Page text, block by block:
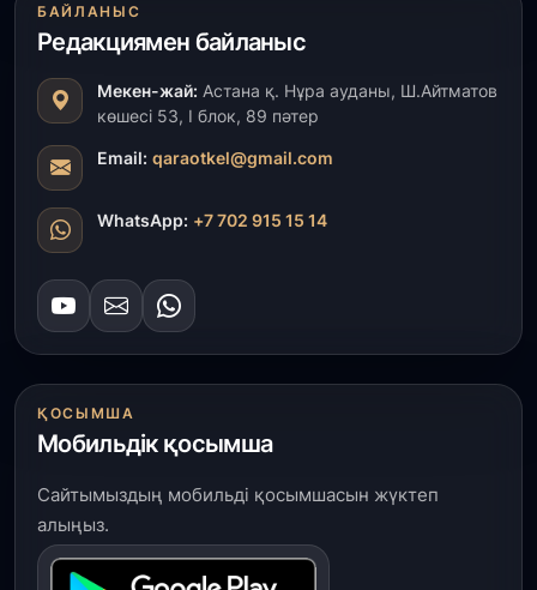
«Ауыл аманаты»: Түркістанда 30,2 млрд теңгеге
4 223 жоба қаржыландырылды
31 шілде, 2026
толық ауыз сумен қамтылды
30 шілде, 2026
Түркістанда «Арыс-2» және Темір ауылының
30 шілде, 2026
Қордайлық қыз-келіншектер ұлттық нақыштағы
креативті бұйымдар шығаруда
29 шілде, 2026
акциясы өтті
29 шілде, 2026
БАЙЛАНЫС
Редакциямен байланыс
Мекен-жай: Астана қ. Нұра ауданы, Ш.Айтматов
көшесі 53, І блок, 89 пәтер
Email: qaraotkel@gmail.com
WhatsApp: +7 702 915 15 14
ҚОСЫМША
Мобильдік қосымша
Сайтымыздың мобильді қосымшасын жүктеп
алыңыз.